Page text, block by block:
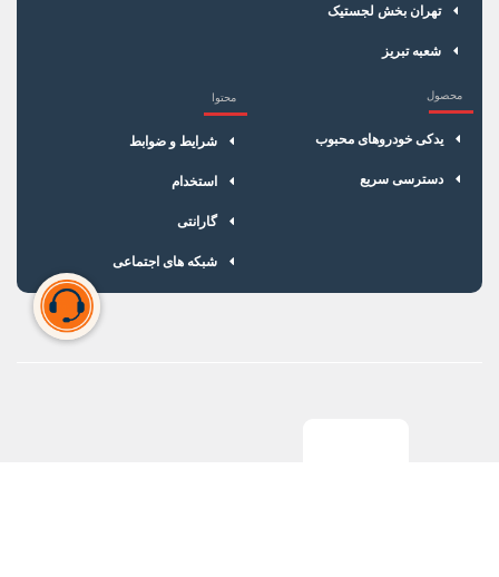
تهران بخش لجستیک
شعبه تبریز
محصول
یدکی خودروهای محبوب
دسترسی سریع
محتوا
شرایط و ضوابط
استخدام
گارانتی
شبکه های اجتماعی